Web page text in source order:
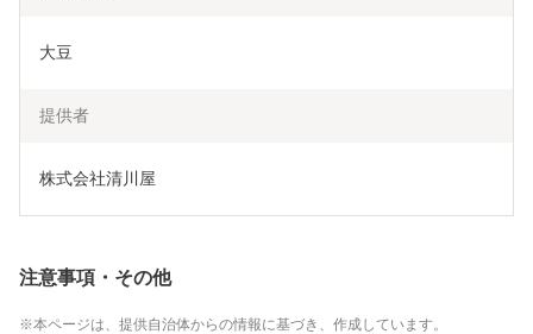
大豆
提供者
株式会社清川屋
注意事項・その他
本ページは、提供自治体からの情報に基づき、作成しています。